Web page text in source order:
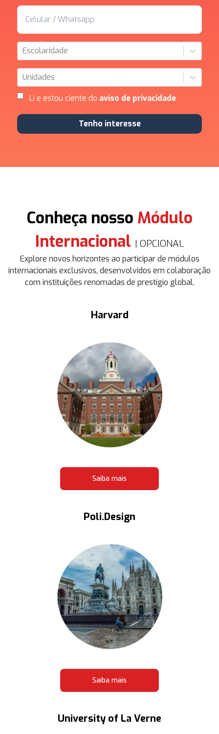
Escolaridade
Unidades
Li e estou ciente do aviso de privacidade
Tenho interesse
Conheça nosso Módulo
Internacional | OPCIONAL
Explore novos horizontes ao participar de módulos
internacionais exclusivos, desenvolvidos em colaboração
com instituições renomadas de prestígio global.
Harvard
Saiba mais
Poli.Design
Saiba mais
University of La Verne